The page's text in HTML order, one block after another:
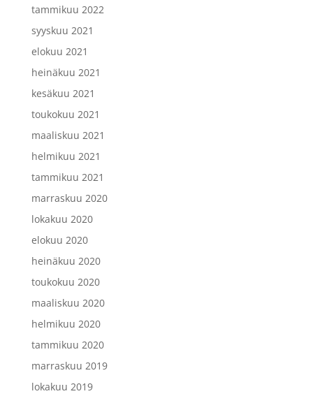
tammikuu 2022
syyskuu 2021
elokuu 2021
heinäkuu 2021
kesäkuu 2021
toukokuu 2021
maaliskuu 2021
helmikuu 2021
tammikuu 2021
marraskuu 2020
lokakuu 2020
elokuu 2020
heinäkuu 2020
toukokuu 2020
maaliskuu 2020
helmikuu 2020
tammikuu 2020
marraskuu 2019
lokakuu 2019